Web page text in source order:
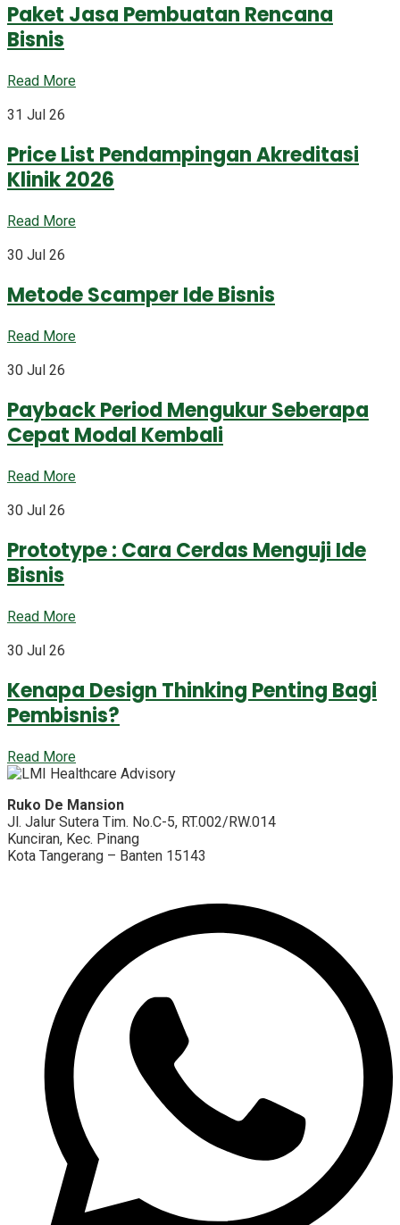
Paket Jasa Pembuatan Rencana
Bisnis
Read More
31 Jul 26
Price List Pendampingan Akreditasi
Klinik 2026
Read More
30 Jul 26
Metode Scamper Ide Bisnis
Read More
30 Jul 26
Payback Period Mengukur Seberapa
Cepat Modal Kembali
Read More
30 Jul 26
Prototype : Cara Cerdas Menguji Ide
Bisnis
Read More
30 Jul 26
Kenapa Design Thinking Penting Bagi
Pembisnis?
Read More
Ruko De Mansion
Jl. Jalur Sutera Tim. No.C-5, RT.002/RW.014
Kunciran, Kec. Pinang
Kota Tangerang – Banten 15143